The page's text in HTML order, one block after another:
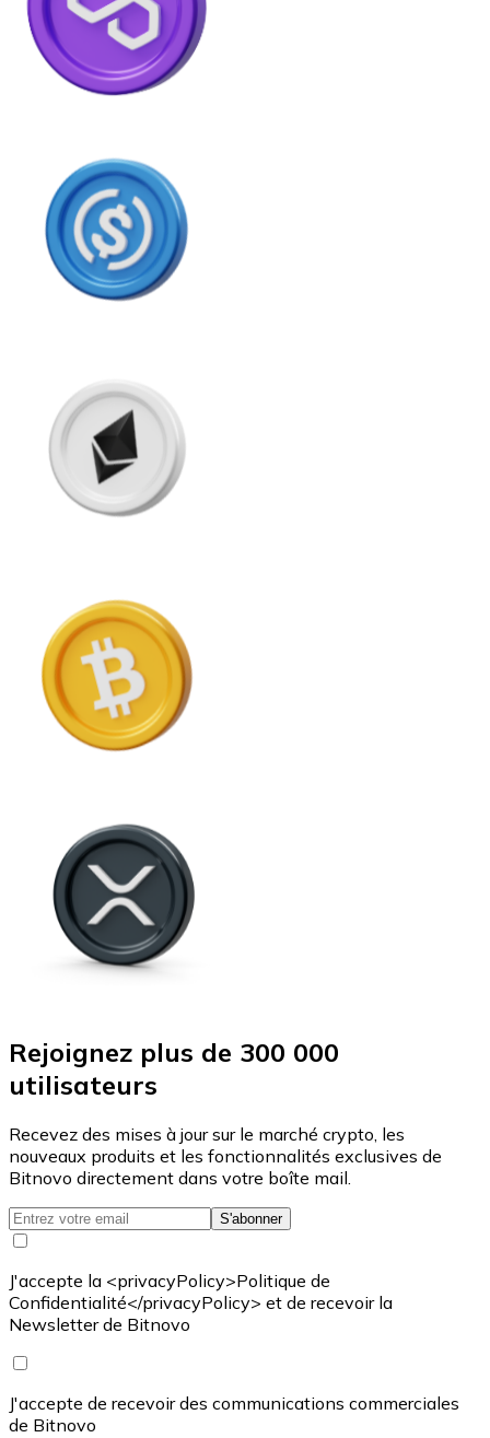
Rejoignez plus de 300 000
utilisateurs
Recevez des mises à jour sur le marché crypto, les
nouveaux produits et les fonctionnalités exclusives de
Bitnovo directement dans votre boîte mail.
S'abonner
J'accepte la <privacyPolicy>Politique de
Confidentialité</privacyPolicy> et de recevoir la
Newsletter de Bitnovo
J'accepte de recevoir des communications commerciales
de Bitnovo